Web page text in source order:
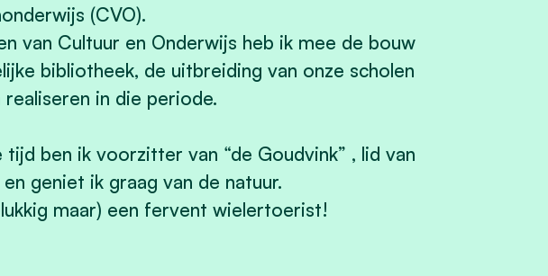
(CVO).
van Cultuur en Onderwijs heb ik mee de bouw
bibliotheek, de uitbreiding van onze scholen
realiseren in die periode.
ben ik voorzitter van “de Goudvink” , lid van
geniet ik graag van de natuur.
maar) een fervent wielertoerist!